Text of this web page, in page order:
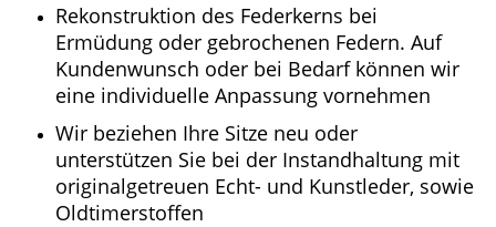
Rekonstruktion des Federkerns bei
Ermüdung oder gebrochenen Federn. Auf
Kundenwunsch oder bei Bedarf können wir
eine individuelle Anpassung vornehmen
Wir beziehen Ihre Sitze neu oder
unterstützen Sie bei der Instandhaltung mit
originalgetreuen Echt- und Kunstleder, sowie
Oldtimerstoffen